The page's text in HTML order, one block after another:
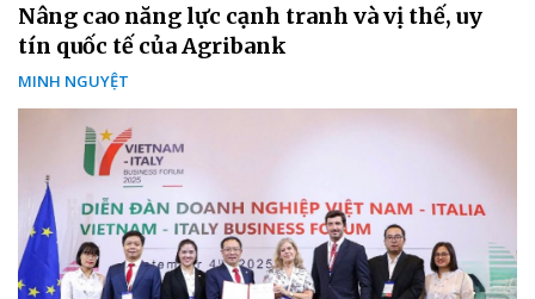
Nâng cao năng lực cạnh tranh và vị thế, uy
tín quốc tế của Agribank
MINH NGUYỆT